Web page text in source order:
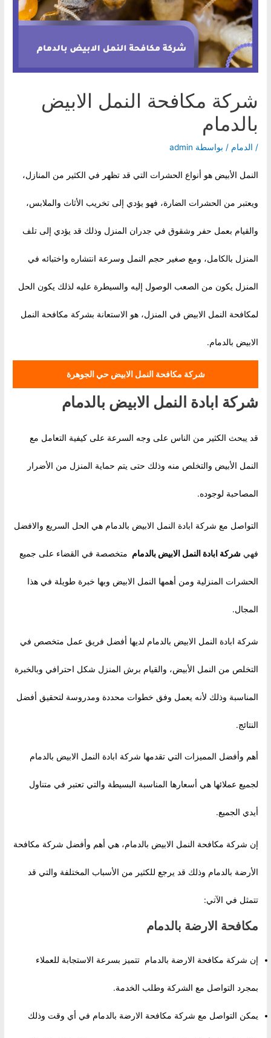
شركة مكافحة النمل الابيض
بالدمام
/ الدمام / بواسطة admin
النمل الأبيض هو أنواع الحشرات التي قد تظهر في الكثير من المنازل،
ويعتبر من الحشرات الضارة، فهو يؤدي إلى تخريب الأثاث والملابس،
والقيام بعمل حفر وشقوق في جدران المنزل وذلك قد يؤدي إلى تلف
المنزل بالكامل، ومع صغير حجم النمل وسرعة انتشاره واختبائه في
المنزل يكون من الصعب الوصول إليه والسيطرة عليه لذلك يكون الحل
لمكافحة النمل الابيض في المنزل، هو الاستعانة بشركة مكافحة النمل
الابيض بالدمام.
شركة مكافحة النمل الابيض حي الجوهرة
شركة ابادة النمل الابيض بالدمام
قد يبحث الكثير من الناس على وجه السرعة على كيفية التعامل مع
النمل الأبيض والتخلص منه وذلك حتى يتم حماية المنزل من الأضرار
المصاحبة لوجوده.
التواصل مع شركة ابادة النمل الابيض بالدمام هي الحل السريع والافضل
فهيشركة ابادة النمل الابيض بالدمام متخصصة في القضاء على جميع
الحشرات المنزلية ومن أهمها النمل الابيض وبها خبرة طويلة في هذا
المجال.
شركة ابادة النمل الابيض بالدمام لديها أفضل فريق عمل متخصص في
التخلص من النمل الأبيض، والقيام برش المنزل شكل احترافي وبالخبرة
المناسبة وذلك لأنه يعمل وفق خطوات محددة ومدروسة لتحقيق أفضل
النتائج.
أهم وأفضل المميزات التي تقدمها شركة ابادة النمل الابيض بالدمام
لجميع عملائها هي أسعارها المناسبة البسيطة والتي تعتبر في متناول
أيدي الجميع.
إن شركة مكافحة النمل الابيض بالدمام، هي أهم وأفضل شركة مكافحة
الأرضة بالدمام وذلك قد يرجع للكثير من الأسباب المختلفة والتي قد
تتمثل في الآتي:
مكافحة الارضة بالدمام
إن شركة مكافحة الارضة بالدمام تتميز بسرعة الاستجابة للعملاء
بمجرد التواصل مع الشركة وطلب الخدمة.
يمكن التواصل مع شركة مكافحة الارضة بالدمام في أي وقت وذلك